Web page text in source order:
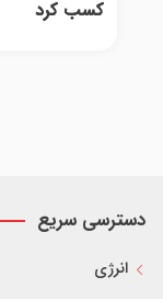
کسب کرد
دسترسی سریع
انرژی